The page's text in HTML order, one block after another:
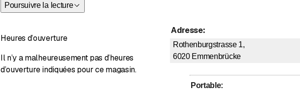
dans le monde.
Poursuivre la lecture
Heures d’ouverture
Il n’y a malheureusement pas d’heures
d’ouverture indiquées pour ce magasin.
Adresse:
Rothenburgstrasse 1,
6020 Emmenbrücke
Portable: